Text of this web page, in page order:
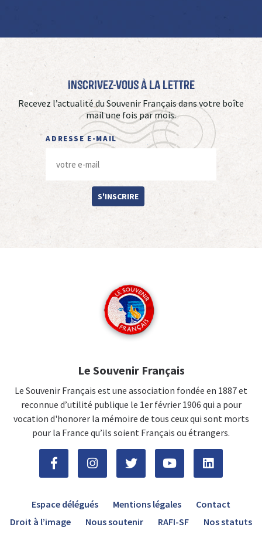
Inscrivez-vous à La Lettre
Recevez l’actualité du Souvenir Français dans votre boîte
mail une fois par mois.
ADRESSE E-MAIL
S'INSCRIRE
Le Souvenir Français
Le Souvenir Français est une association fondée en 1887 et
reconnue d’utilité publique le 1er février 1906 qui a pour
vocation d'honorer la mémoire de tous ceux qui sont morts
pour la France qu’ils soient Français ou étrangers.
Espace délégués Mentions légales
Contact
Droit à l’image
Nous soutenir RAFI-SF Nos statuts